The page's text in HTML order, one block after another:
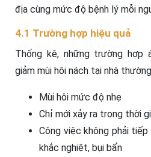
địa cùng mức độ bệnh lý mỗi
4.1 Trường hợp hiệu quả
Thống kê, những trường hợp
giảm mùi hôi nách tại nhà
Mùi hôi mức độ nhẹ
Chỉ mới xảy ra trong thời
Công việc không phải
khắc nghiệt, bụi bẩn